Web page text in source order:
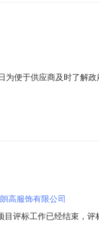
便于供应商及时了解
学活动。包含往返路
高服饰有限公司
评标工作已经结束，
6222915中标候选人信